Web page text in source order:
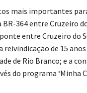
mais importantes
BR-364 entre Cruzeiro
entre Cruzeiro do
reivindicação de 15
de Rio Branco; e a
do programa ‘Minha